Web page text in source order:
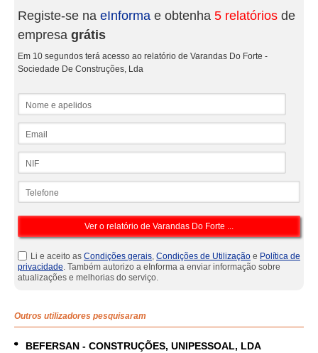
Registe-se na eInforma e obtenha 5 relatórios de
empresa grátis
Em 10 segundos terá acesso ao relatório de Varandas Do Forte -
Sociedade De Construções, Lda
Li e aceito as Condições gerais, Condições de Utilização e Política de
privacidade. Também autorizo a eInforma a enviar informação sobre
atualizações e melhorias do serviço.
Outros utilizadores pesquisaram
BEFERSAN - CONSTRUÇÕES, UNIPESSOAL, LDA